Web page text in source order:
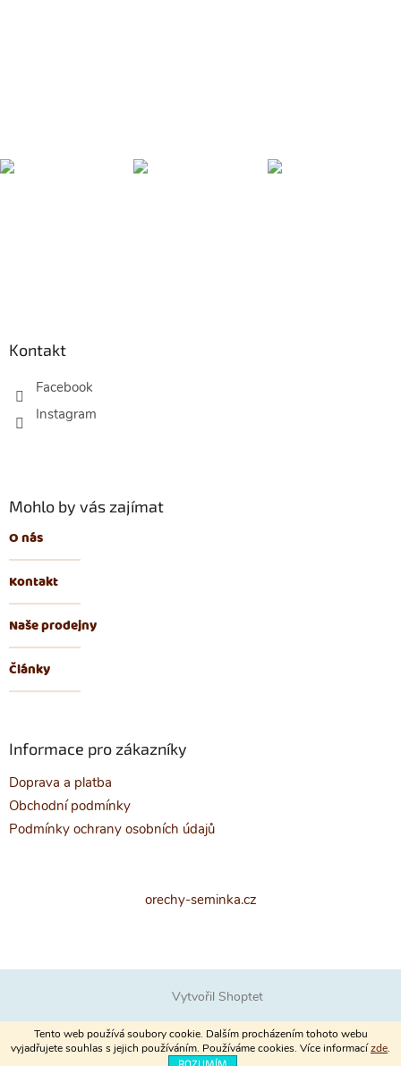
Tento web používá soubory cookie. Dalším procházením tohoto webu
vyjadřujete souhlas s jejich používáním. Používáme cookies. Více informacízde.
ROZUMÍM
Kontakt
Facebook
Mohlo by vás zajímat
O nás
Kontakt
Naše prodejny
Články
Informace pro zákazníky
Doprava a platba
Obchodní podmínky
Podmínky ochrany osobních údajů
orechy-seminka.cz
Vytvořil Shoptet
Copyright 2026www.orechy-seminka.cz. Všechna práva vyhrazena.